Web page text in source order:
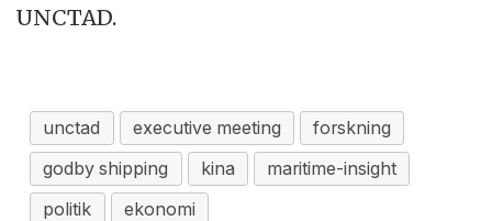
UNCTAD.
unctad executive meeting
forskning
godby shipping
kina
maritime-insight
politik
ekonomi